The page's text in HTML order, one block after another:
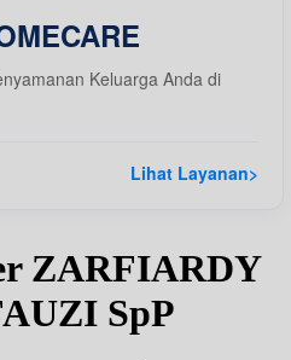
Keluarga Anda di
Lihat Layanan>
ZARFIARDY
SpP